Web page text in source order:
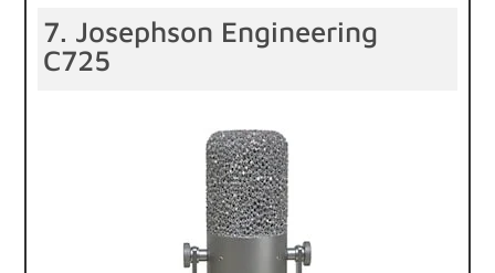
7. Josephson Engineering
C725